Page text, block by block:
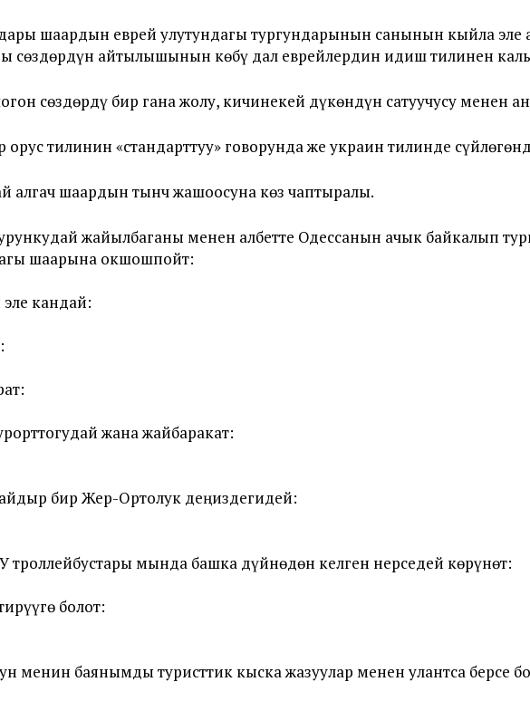
шаардын еврей улутундагы тургундарынын санынын кыйла эле
сөздөрдүн айтылышынын көбү дал еврейлердин идиш тилинен
сөздөрдү бир гана жолу, кичинекей дүкөндүн сатуучусу менен
орус тилинин «стандарттуу» говорунда же украин тилинде
алгач шаардын тынч жашоосуна көз чаптыралы.
жайылбаганы менен албетте Одессанын ачык байкалып
шаарына окшошпойт:
кандай:
жана жайбаракат:
бир Жер-Ортолук деңиздегидей:
троллейбустары мында башка дүйнөдөн келген нерседей көрүнөт:
болот:
менин баянымды туристтик кыска жазуулар менен улантса берсе